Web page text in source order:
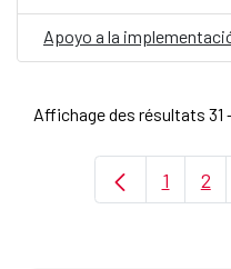
Affichage des résultats 31
Page
1 2